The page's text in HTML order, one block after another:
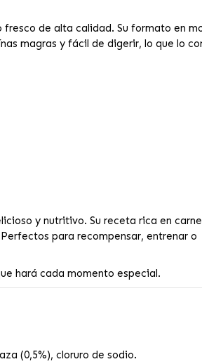
de alta calidad. Su formato en
magras y fácil de digerir, lo que lo
y nutritivo. Su receta rica en
para recompensar, entrenar o
hará cada momento especial.
(0,5%), cloruro de sodio.